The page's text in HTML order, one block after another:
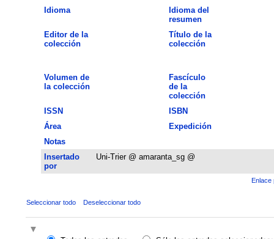
Idioma
Idioma del
resumen
Editor de la
colección
Título de la
colección
Volumen de
la colección
Fascículo
de la
colección
ISSN
ISBN
Área
Expedición
Notas
Insertado
por
Uni-Trier @ amaranta_sg @
Enlace
Seleccionar todo Deseleccionar todo